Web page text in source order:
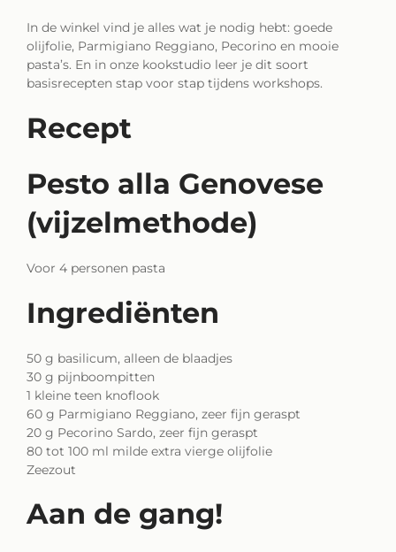
In de winkel vind je alles wat je nodig hebt: goede
olijfolie, Parmigiano Reggiano, Pecorino en mooie
pasta’s. En in onze kookstudio leer je dit soort
basisrecepten stap voor stap tijdens workshops.
Recept
Pesto alla Genovese
(vijzelmethode)
Voor 4 personen pasta
Ingrediënten
50 g basilicum, alleen de blaadjes
30 g pijnboompitten
1 kleine teen knoflook
60 g Parmigiano Reggiano, zeer fijn geraspt
20 g Pecorino Sardo, zeer fijn geraspt
80 tot 100 ml milde extra vierge olijfolie
Zeezout
Aan de gang!